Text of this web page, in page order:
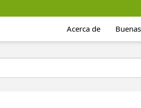
Acerca de